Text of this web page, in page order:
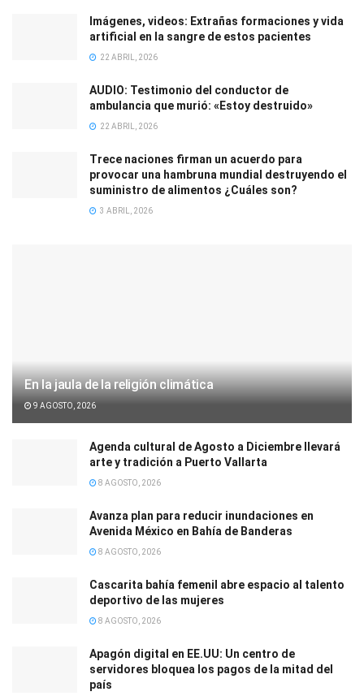
Imágenes, videos: Extrañas formaciones y vida
artificial en la sangre de estos pacientes
22 ABRIL, 2026
AUDIO: Testimonio del conductor de
ambulancia que murió: «Estoy destruido»
22 ABRIL, 2026
Trece naciones firman un acuerdo para
provocar una hambruna mundial destruyendo el
suministro de alimentos ¿Cuáles son?
3 ABRIL, 2026
En la jaula de la religión climática
9 AGOSTO, 2026
Agenda cultural de Agosto a Diciembre llevará
arte y tradición a Puerto Vallarta
8 AGOSTO, 2026
Avanza plan para reducir inundaciones en
Avenida México en Bahía de Banderas
8 AGOSTO, 2026
Cascarita bahía femenil abre espacio al talento
deportivo de las mujeres
8 AGOSTO, 2026
Apagón digital en EE.UU: Un centro de
servidores bloquea los pagos de la mitad del
país